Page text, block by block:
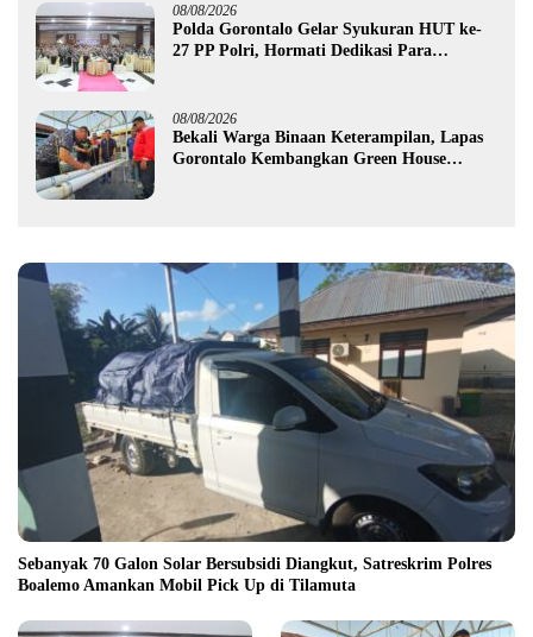
08/08/2026
Polda Gorontalo Gelar Syukuran HUT ke-
27 PP Polri, Hormati Dedikasi Para
08/08/2026
Bekali Warga Binaan Keterampilan, Lapas
Gorontalo Kembangkan Green House
Sebanyak 70 Galon Solar Bersubsidi Diangkut, Satreskrim Polres
Boalemo Amankan Mobil Pick Up di Tilamuta